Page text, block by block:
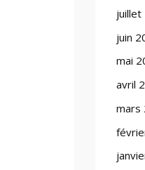
juillet
juin
mai
avril
mars